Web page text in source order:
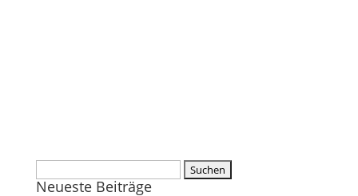
nach:
Neueste Beiträge